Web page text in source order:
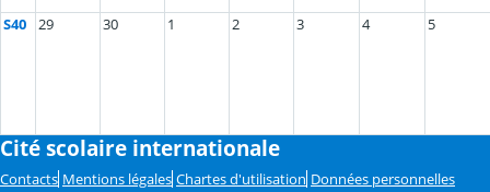
S40 29 30 1 2 3 4 5
Cité scolaire internationale
Contacts Mentions légales Chartes d'utilisation Données personnelles